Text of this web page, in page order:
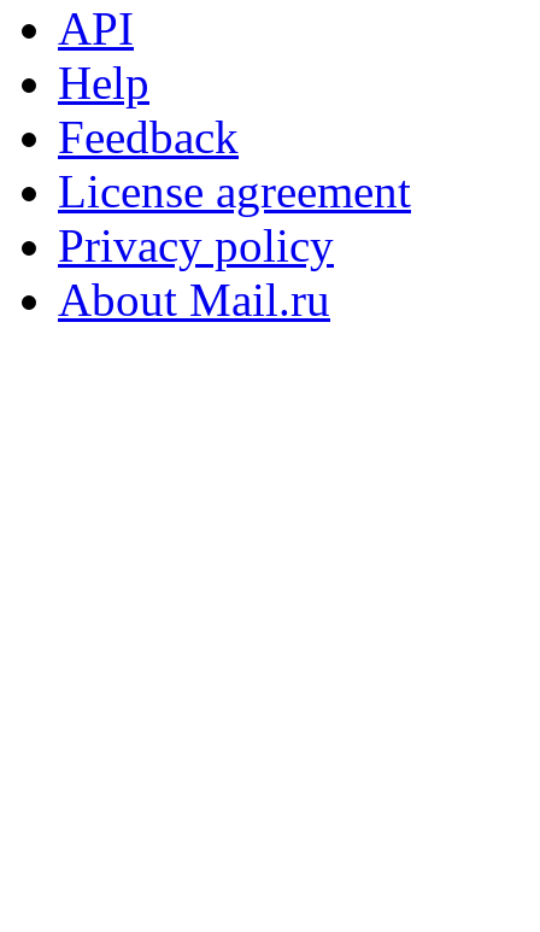
API
Help
Feedback
License agreement
Privacy policy
About Mail.ru